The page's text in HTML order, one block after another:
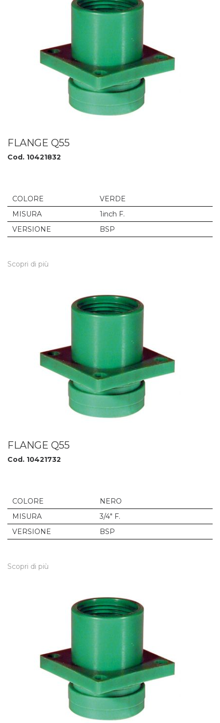
FLANGE Q55
Cod. 10421832
COLORE
VERDE
MISURA
1inch F.
VERSIONE
BSP
Scopri di più
FLANGE Q55
Cod. 10421732
COLORE
NERO
MISURA
3/4" F.
VERSIONE
BSP
Scopri di più